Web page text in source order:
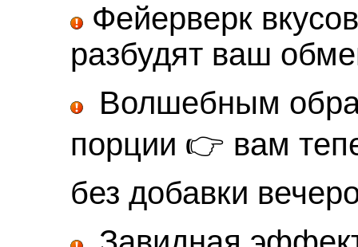
Фейерверк
разбудят ваш
Волшебным
порции 👉 вам
без добавки